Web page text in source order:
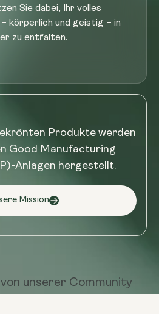
Sie dabei, Ihr volles
– körperlich und geistig – in
zu entfalten.
Produkte werden
Good Manufacturing
Anlagen hergestellt.
Mission
unserer Community